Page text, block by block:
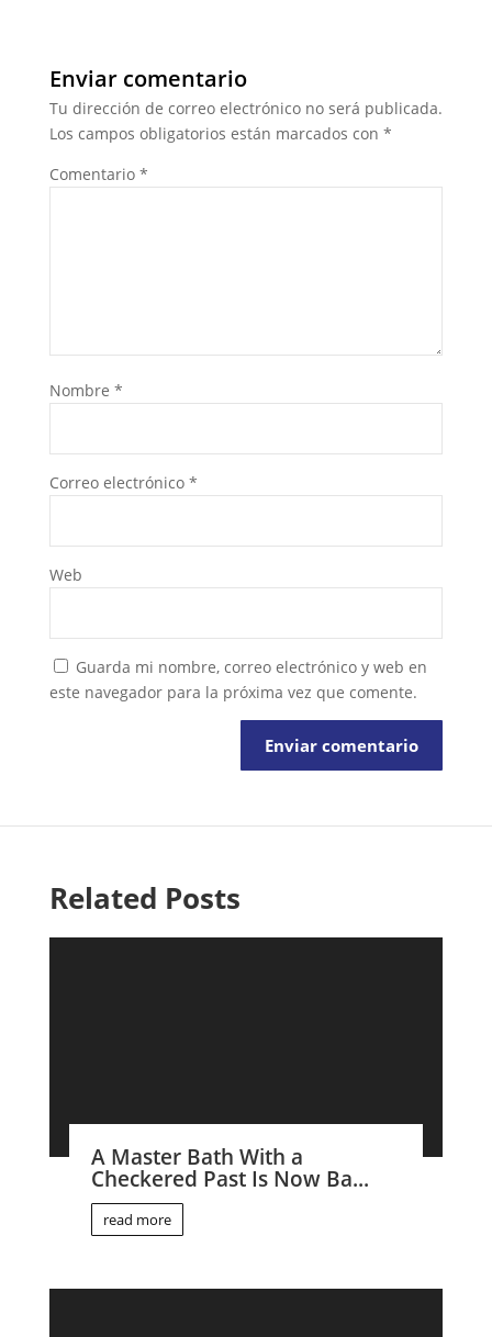
Enviar comentario
Tu dirección de correo electrónico no será publicada.
Los campos obligatorios están marcados con *
Comentario *
Nombre *
Correo electrónico *
Web
Guarda mi nombre, correo electrónico y web en
este navegador para la próxima vez que comente.
Related Posts
A Master Bath With a
Checkered Past Is Now Ba...
read more